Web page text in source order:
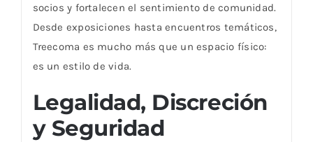
socios y fortalecen el sentimiento de comunidad.
Desde exposiciones hasta encuentros temáticos,
Treecoma es mucho más que un espacio físico:
es un estilo de vida.
Legalidad, Discreción
y Seguridad